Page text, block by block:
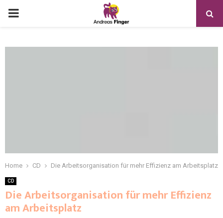
Home CD Die Arbeitsorganisation für mehr Effizienz am Arbeitsplatz
CD
Die Arbeitsorganisation für mehr Effizienz
am Arbeitsplatz